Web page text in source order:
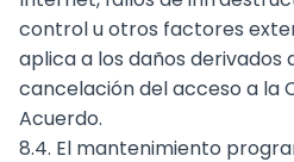
control u otros factores
aplica a los daños derivados
cancelación del acceso a la
Acuerdo.
8.4. El mantenimiento